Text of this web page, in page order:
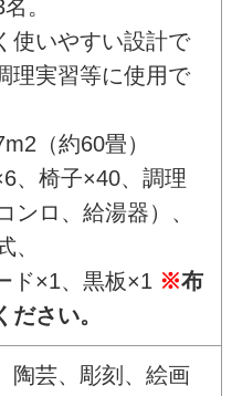
。
使いやすい設計で
理実習等に使用で
（約60畳）
、椅子×40、調理
ンロ、給湯器）、
、
ド×1、黒板×1 ※布
ださい。
陶芸、彫刻、絵画